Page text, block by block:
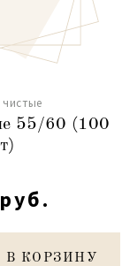
55/60 (100
В КОРЗИНУ